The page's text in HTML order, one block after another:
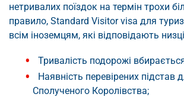
нетривалих поїздок на термін трохи
правило, Standard Visitor visa для
всім іноземцям, які відповідають
Тривалість подорожі
Наявність перевірених підстав
Сполученого Королівства;